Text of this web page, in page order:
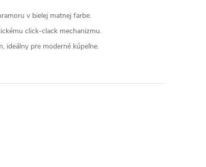
v bielej matnej farbe.
click-clack mechanizmu.
ideálny pre moderné kúpeľne.